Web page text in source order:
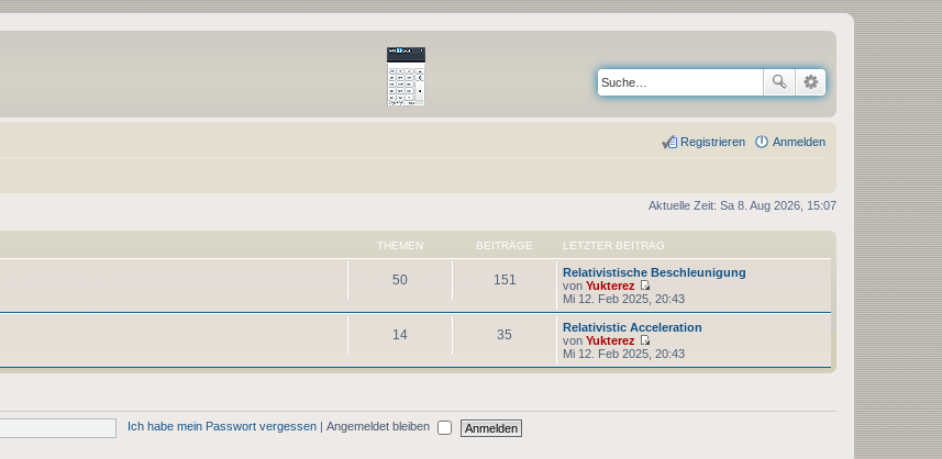
Anmelden
Registrieren
Aktuelle Zeit: Sa 8. Aug 2026, 15:07
THEMEN BEITRÄGE LETZTER BEITRAG
50 151
Relativistische Beschleunigung
von Yukterez
N
e
u
e
s
e
e
Mi 12. Feb 2025, 20:43
14 35
Relativistic Acceleration
von Yukterez
N
e
u
Mi 12. Feb 2025, 20:43
Ich habe mein Passwort vergessen Angemeldet bleiben